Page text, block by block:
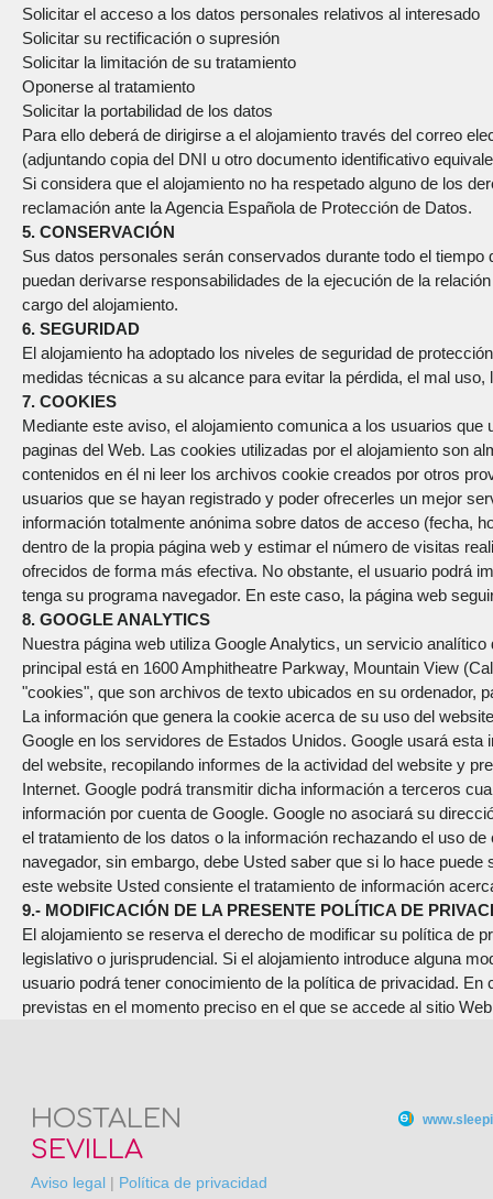
Solicitar el acceso a los datos personales relativos al interesado
Solicitar su rectificación o supresión
Solicitar la limitación de su tratamiento
Oponerse al tratamiento
Solicitar la portabilidad de los datos
Para ello deberá de dirigirse a el alojamiento través del correo
(adjuntando copia del DNI u otro documento identificativo
Si considera que el alojamiento no ha respetado alguno de los
reclamación ante la Agencia Española de Protección de Datos.
5. CONSERVACIÓN
Sus datos personales serán conservados durante todo el
puedan derivarse responsabilidades de la ejecución de la
cargo del alojamiento.
6. SEGURIDAD
El alojamiento ha adoptado los niveles de seguridad de
medidas técnicas a su alcance para evitar la pérdida, el mal
7. COOKIES
Mediante este aviso, el alojamiento comunica a los usuarios
paginas del Web. Las cookies utilizadas por el alojamiento son
contenidos en él ni leer los archivos cookie creados por otros
usuarios que se hayan registrado y poder ofrecerles un mejor
información totalmente anónima sobre datos de acceso (fecha,
dentro de la propia página web y estimar el número de visitas
ofrecidos de forma más efectiva. No obstante, el usuario podrá
tenga su programa navegador. En este caso, la página web
8. GOOGLE ANALYTICS
Nuestra página web utiliza Google Analytics, un servicio
principal está en 1600 Amphitheatre Parkway, Mountain View
"cookies", que son archivos de texto ubicados en su ordenador,
La información que genera la cookie acerca de su uso del
Google en los servidores de Estados Unidos. Google usará
del website, recopilando informes de la actividad del website y
Internet. Google podrá transmitir dicha información a terceros
información por cuenta de Google. Google no asociará su
el tratamiento de los datos o la información rechazando el uso
navegador, sin embargo, debe Usted saber que si lo hace
este website Usted consiente el tratamiento de información
9.- MODIFICACIÓN DE LA PRESENTE POLÍTICA DE
El alojamiento se reserva el derecho de modificar su política de
legislativo o jurisprudencial. Si el alojamiento introduce alguna
usuario podrá tener conocimiento de la política de privacidad.
previstas en el momento preciso en el que se accede al sitio
HOSTALEN
SEVILLA
Aviso legal | Política de privacidad